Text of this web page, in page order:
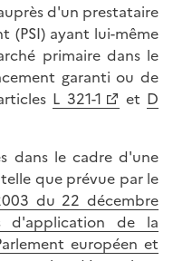
d'un prestataire
(PSI) ayant lui-même
primaire dans le
garanti ou de
L 321-1 et D
dans le cadre d'une
que prévue par le
du 22 décembre
d'application de la
européen et